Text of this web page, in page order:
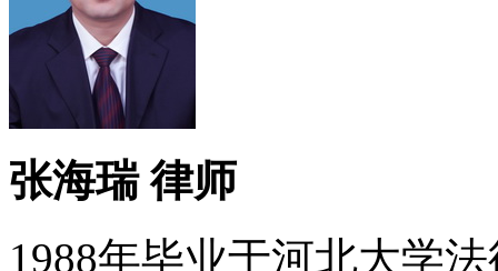
张海瑞 律师
1988年毕业于河北大学